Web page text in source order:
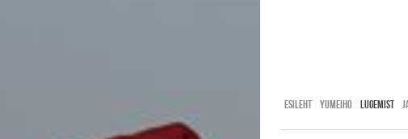
Esileht YUMEIHO LUGEMIST